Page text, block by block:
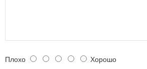
Плохо Хорошо